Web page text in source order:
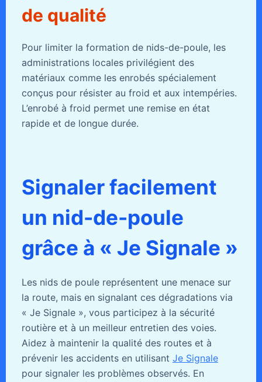
de qualité
Pour limiter la formation de nids-de-poule, les
administrations locales privilégient des
matériaux comme les enrobés spécialement
conçus pour résister au froid et aux intempéries.
L’enrobé à froid permet une remise en état
rapide et de longue durée.
Signaler facilement
un nid-de-poule
grâce à « Je Signale »
Les nids de poule représentent une menace sur
la route, mais en signalant ces dégradations via
« Je Signale », vous participez à la sécurité
routière et à un meilleur entretien des voies.
Aidez à maintenir la qualité des routes et à
prévenir les accidents en utilisant Je Signale
pour signaler les problèmes observés. En